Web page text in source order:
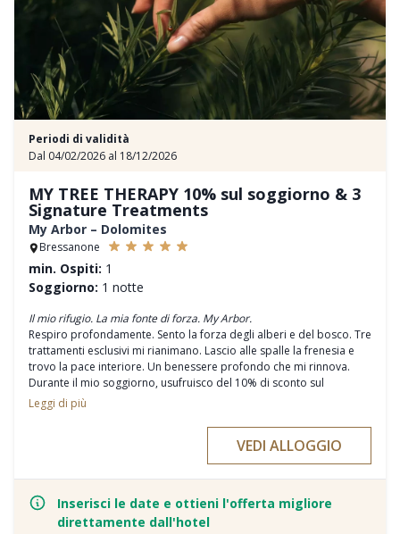
2 Pernottamenti con ricca prima colazione
Ingresso al famoso Museo Archeologico dell’Alto Adige (Ötzi)
Bevande calde e biscotti natalizi tutti i giorni al Laurin Bar
Late check-out gratuito su richiesta
Prenota ora e rendi indimenticabile il tuo Natale a Bolzano!
Periodi di validità
Dal 04/02/2026 al 18/12/2026
MY TREE THERAPY 10% sul soggiorno & 3
Signature Treatments
My Arbor – Dolomites
Bressanone
min. Ospiti: 1
Soggiorno: 1 notte
Il mio rifugio. La mia fonte di forza. My Arbor.
Respiro profondamente. Sento la forza degli alberi e del bosco. Tre
trattamenti esclusivi mi rianimano. Lascio alle spalle la frenesia e
trovo la pace interiore. Un benessere profondo che mi rinnova.
Durante il mio soggiorno, usufruisco del 10% di sconto sul
soggiorno e di tre Signature Treatments:
: un massaggio di 50 minuti a gambe e piedi con olio di
: un massaggio di 50 minuti a decolleté, testa, collo e
braccia con olio di cembro
Rinforzarmi
: un massaggio di 50 minuti a tutto il corpo con olio di
pino mugo
Leggi di più
VEDI ALLOGGIO
Inserisci le date e ottieni l'offerta migliore
direttamente dall'hotel